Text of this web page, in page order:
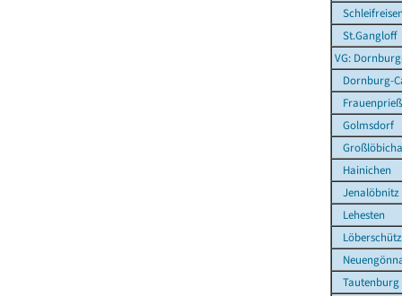
St.Gangloff
VG:
Dornburg-
Golmsdorf
Hainichen
Jenalöbnitz
Lehesten
Löberschütz
Tautenburg